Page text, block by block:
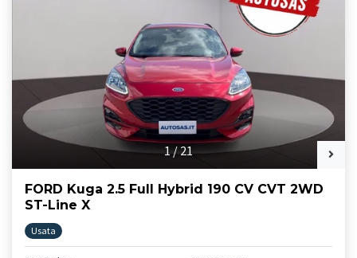
1/21
FORD Kuga 2.5 Full Hybrid 190 CV CVT 2WD
ST-Line X
Usata